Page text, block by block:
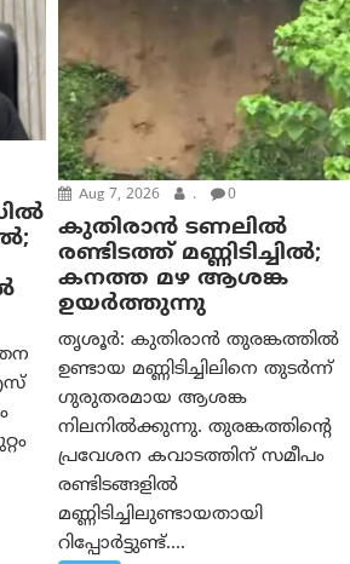
Aug 7, 2026 . 0
കുതിരാൻ ടണലിൽ
രണ്ടിടത്ത് മണ്ണിടിച്ചിൽ;
കനത്ത മഴ ആശങ്ക
ഉയർത്തുന്നു
തൃശൂർ: കുതിരാൻ തുരങ്കത്തിൽ
ഉണ്ടായ മണ്ണിടിച്ചിലിനെ തുടർന്ന്
ഗുരുതരമായ ആശങ്ക
നിലനിൽക്കുന്നു. തുരങ്കത്തിന്റെ
പ്രവേശന കവാടത്തിന് സമീപം
രണ്ടിടങ്ങളിൽ
മണ്ണിടിച്ചിലുണ്ടായതായി
റിപ്പോർട്ടുണ്ട്....